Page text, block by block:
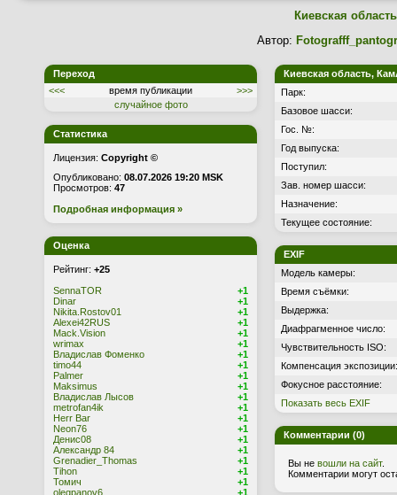
Киевская область
Автор:
Переход
<<<
время публикации
>>>
случайное фото
Статистика
Лицензия: Copyright ©
Опубликовано: 08.07.2026 19:20 MSK
Просмотров: 47
Подробная информация »
Оценка
Рейтинг: +25
SennaTOR
+1
Dinar
+1
Nikita.Rostov01
+1
Alexei42RUS
+1
Mack.Vision
+1
wrimax
+1
Владислав Фоменко
+1
timo44
+1
Palmer
+1
Maksimus
+1
Владислав Лысов
+1
metrofan4ik
+1
Herr Bar
+1
Neon76
+1
Денис08
+1
Александр 84
+1
Grenadier_Thomas
+1
Tihon
+1
Томич
+1
olegpanov6
+1
Киевская область,
Парк:
Базовое шасси:
Гос. №:
Год выпуска:
Поступил:
Зав. номер шасси:
Назначение:
Текущее состояние:
EXIF
Модель камеры:
Время съёмки:
Выдержка:
Диафрагменное число:
Чувствительность ISO:
Компенсация экспозиции:
Фокусное расстояние:
Показать весь EXIF
Комментарии (0)
Вы не вошли на сайт.
Комментарии могут